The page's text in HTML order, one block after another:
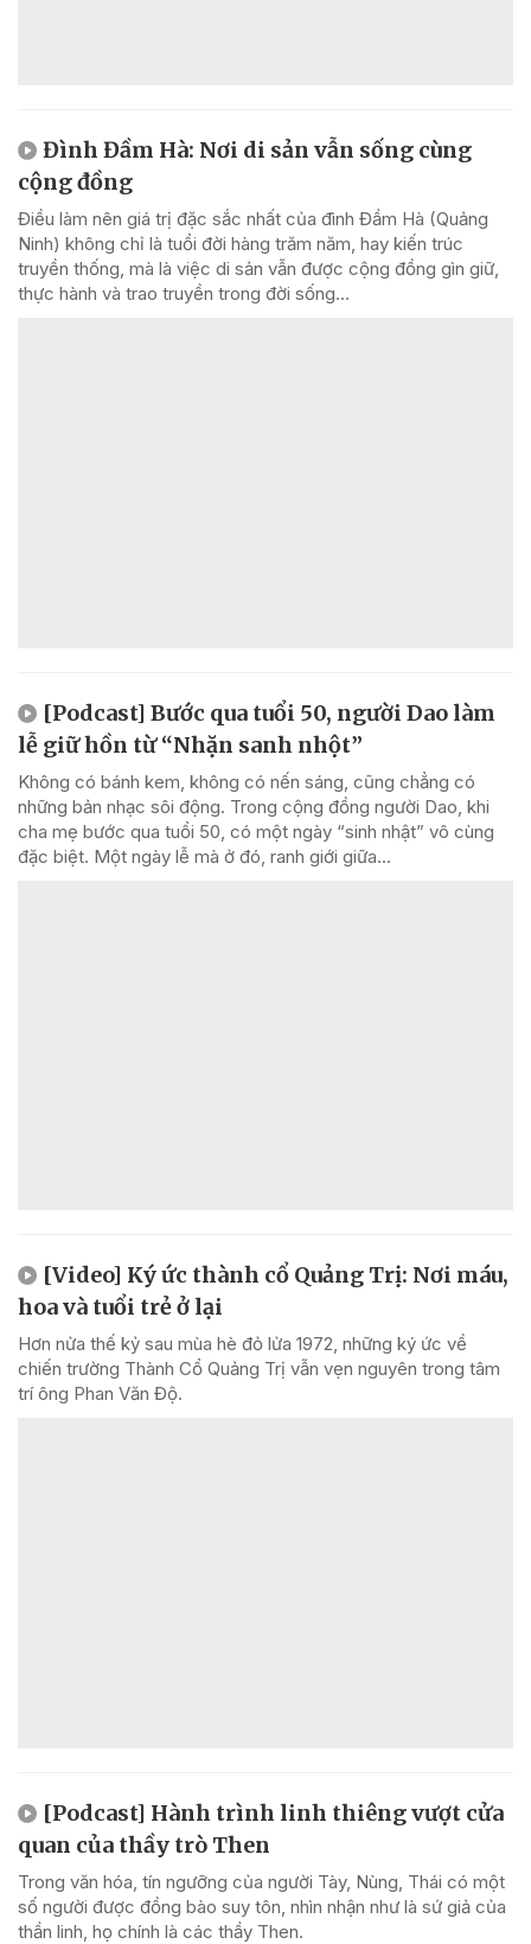
Đình Đầm Hà: Nơi di sản vẫn sống cùng
cộng đồng
Điều làm nên giá trị đặc sắc nhất của đình Đầm Hà (Quảng
Ninh) không chỉ là tuổi đời hàng trăm năm, hay kiến trúc
truyền thống, mà là việc di sản vẫn được cộng đồng gìn giữ,
thực hành và trao truyền trong đời sống...
[Podcast] Bước qua tuổi 50, người Dao làm
lễ giữ hồn từ “Nhặn sanh nhột”
Không có bánh kem, không có nến sáng, cũng chẳng có
những bản nhạc sôi động. Trong cộng đồng người Dao, khi
cha mẹ bước qua tuổi 50, có một ngày “sinh nhật” vô cùng
đặc biệt. Một ngày lễ mà ở đó, ranh giới giữa...
[Video] Ký ức thành cổ Quảng Trị: Nơi máu,
hoa và tuổi trẻ ở lại
Hơn nửa thế kỷ sau mùa hè đỏ lửa 1972, những ký ức về
chiến trường Thành Cổ Quảng Trị vẫn vẹn nguyên trong tâm
trí ông Phan Văn Độ.
[Podcast] Hành trình linh thiêng vượt cửa
quan của thầy trò Then
Trong văn hóa, tín ngưỡng của người Tày, Nùng, Thái có một
số người được đồng bào suy tôn, nhìn nhận như là sứ giả của
thần linh, họ chính là các thầy Then.